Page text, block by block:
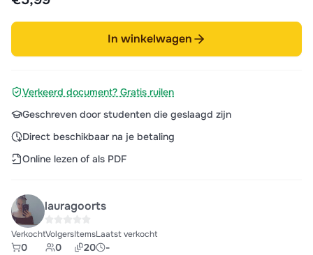
In winkelwagen
Verkeerd document? Gratis ruilen
Geschreven door studenten die geslaagd zijn
Direct beschikbaar na je betaling
Online lezen of als PDF
lauragoorts
Verkocht
0
Volgers
0
Items
20
Laatst verkocht
-